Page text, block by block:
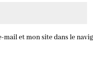
mail et mon site dans le